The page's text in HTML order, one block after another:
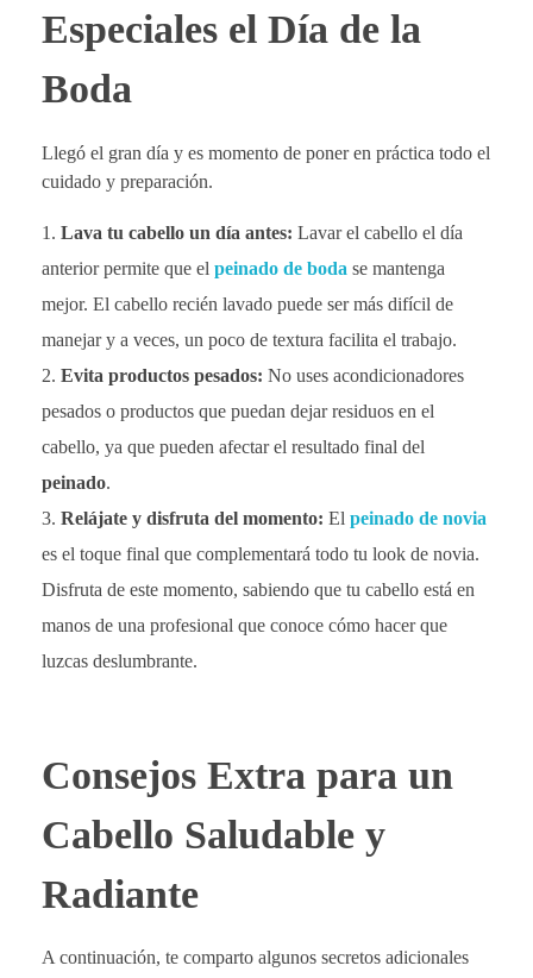
Especiales el Día de la
Boda
Llegó el gran día y es momento de poner en práctica todo el
cuidado y preparación.
Lava tu cabello un día antes: Lavar el cabello el día
anterior permite que el peinado de boda se mantenga
mejor. El cabello recién lavado puede ser más difícil de
manejar y a veces, un poco de textura facilita el trabajo.
Evita productos pesados: No uses acondicionadores
pesados o productos que puedan dejar residuos en el
cabello, ya que pueden afectar el resultado final del
peinado.
Relájate y disfruta del momento: El peinado de novia
es el toque final que complementará todo tu look de novia.
Disfruta de este momento, sabiendo que tu cabello está en
manos de una profesional que conoce cómo hacer que
luzcas deslumbrante.
Consejos Extra para un
Cabello Saludable y
Radiante
A continuación, te comparto algunos secretos adicionales